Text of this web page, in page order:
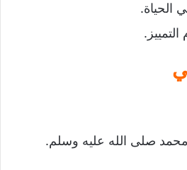
الحياة.
صلى الله عليه وسلم.